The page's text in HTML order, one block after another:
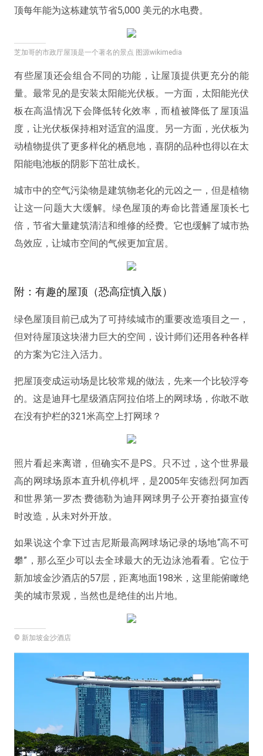
顶每年能为这栋建筑节省5,000 美元的水电费。
芝加哥的市政厅屋顶是一个著名的景点 图源wikimedia
有些屋顶还会组合不同的功能，让屋顶提供更充分的能
量。最常见的是安装太阳能光伏板。一方面，太阳能光伏
板在高温情况下会降低转化效率，而植被降低了屋顶温
度，让光伏板保持相对适宜的温度。另一方面，光伏板为
动植物提供了更多样化的栖息地，喜阴的品种也得以在太
阳能电池板的阴影下茁壮成长。
城市中的空气污染物是建筑物老化的元凶之一，但是植物
让这一问题大大缓解。绿色屋顶的寿命比普通屋顶长七
倍，节省大量建筑清洁和维修的经费。它也缓解了城市热
岛效应，让城市空间的气候更加宜居。
附：有趣的屋顶（恐高症慎入版）
绿色屋顶目前已成为了可持续城市的重要改造项目之一，
但对待屋顶这块潜力巨大的空间，设计师们还用各种各样
的方案为它注入活力。
把屋顶变成运动场是比较常规的做法，先来一个比较浮夸
的。这是迪拜七星级酒店阿拉伯塔上的网球场，你敢不敢
在没有护栏的321米高空上打网球？
照片看起来离谱，但确实不是PS。只不过，这个世界最
高的网球场原本直升机停机坪，是2005年安德烈·阿加西
和世界第一罗杰·费德勒为迪拜网球男子公开赛拍摄宣传
时改造，从未对外开放。
如果说这个拿下过吉尼斯最高网球场记录的场地“高不可
攀”，那么至少可以去全球最大的无边泳池看看。它位于
新加坡金沙酒店的57层，距离地面198米，这里能俯瞰绝
美的城市景观，当然也是绝佳的出片地。
© 新加坡金沙酒店